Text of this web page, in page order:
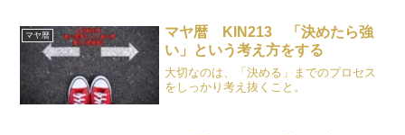
マヤ暦
マヤ暦 KIN213 「決めたら強
い」という考え方をする
大切なのは、「決める」までのプロセス
をしっかり考え抜くこと。